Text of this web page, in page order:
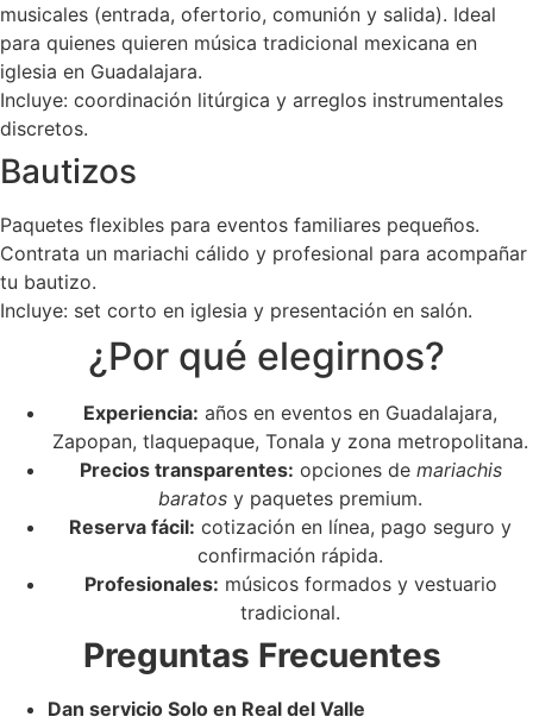
musicales (entrada, ofertorio, comunión y salida). Ideal
para quienes quieren música tradicional mexicana en
iglesia en Guadalajara.
Incluye: coordinación litúrgica y arreglos instrumentales
discretos.
Bautizos
Paquetes flexibles para eventos familiares pequeños.
Contrata un mariachi cálido y profesional para acompañar
tu bautizo.
Incluye: set corto en iglesia y presentación en salón.
¿Por qué elegirnos?
Experiencia: años en eventos en Guadalajara,
Zapopan, tlaquepaque, Tonala y zona metropolitana.
Precios transparentes: opciones de mariachis
baratos y paquetes premium.
Reserva fácil: cotización en línea, pago seguro y
confirmación rápida.
Profesionales: músicos formados y vestuario
tradicional.
Preguntas Frecuentes
Dan servicio Solo en Real del Valle